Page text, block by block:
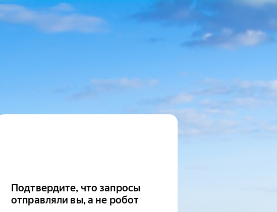
Подтвердите, что запросы
отправляли вы, а не робот